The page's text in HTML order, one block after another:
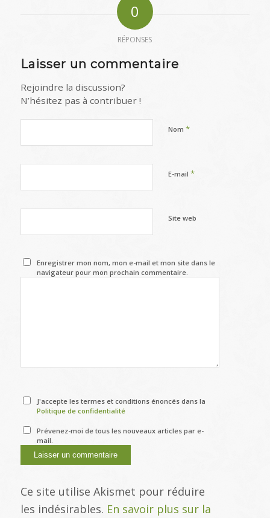
0
RÉPONSES
Laisser un commentaire
Rejoindre la discussion?
N’hésitez pas à contribuer !
Nom *
E-mail *
Site web
Enregistrer mon nom, mon e-mail et mon site dans le
navigateur pour mon prochain commentaire.
J'accepte les termes et conditions énoncés dans la
Politique de confidentialité
Prévenez-moi de tous les nouveaux articles par e-
mail.
Ce site utilise Akismet pour réduire
les indésirables. En savoir plus sur la